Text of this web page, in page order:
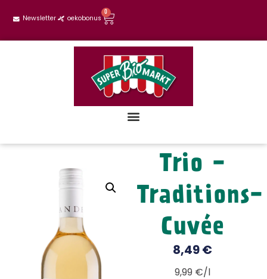
Newsletter oekobonus
0
Trio -
Traditions-
Cuvée
8,49 €
9,99 €/l